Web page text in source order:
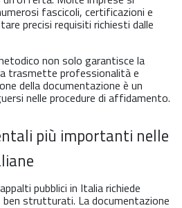
fascicoli, certificazioni e
precisi requisiti richiesti dalle
non solo garantisce la
trasmette professionalità e
della documentazione è un
nelle procedure di affidamento.
più importanti nelle
pubblici in Italia richiede
ben strutturati. La documentazione